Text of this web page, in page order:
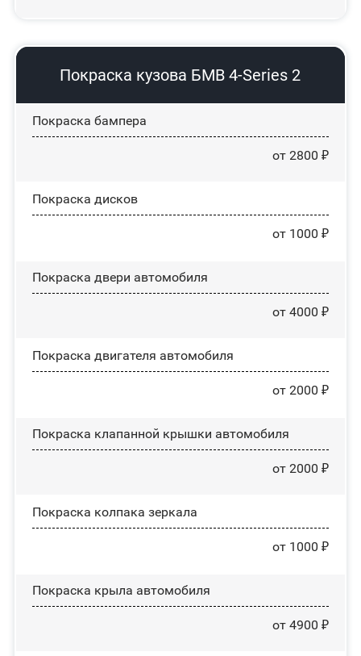
Покраска кузова БМВ 4-Series 2
Покраска бампера
от 2800 ₽
Покраска дисков
от 1000 ₽
Покраска двери автомобиля
от 4000 ₽
Покраска двигателя автомобиля
от 2000 ₽
Покраска клапанной крышки автомобиля
от 2000 ₽
Покраска колпака зеркала
от 1000 ₽
Покраска крыла автомобиля
от 4900 ₽